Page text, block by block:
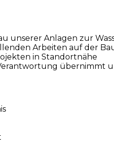
unserer Anlagen zur
Arbeiten auf der
in Standortnähe
Verantwortung übernimmt